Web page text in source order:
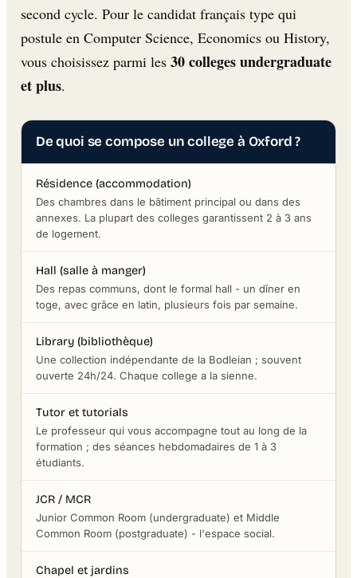
second cycle. Pour le candidat français type qui
postule en Computer Science, Economics ou History,
vous choisissez parmi les 30 colleges undergraduate
et plus.
De quoi se compose un college à Oxford ?
Résidence (accommodation)
Des chambres dans le bâtiment principal ou dans des
annexes. La plupart des colleges garantissent 2 à 3 ans
de logement.
Hall (salle à manger)
Des repas communs, dont le formal hall - un dîner en
toge, avec grâce en latin, plusieurs fois par semaine.
Library (bibliothèque)
Une collection indépendante de la Bodleian ; souvent
ouverte 24h/24. Chaque college a la sienne.
Tutor et tutorials
Le professeur qui vous accompagne tout au long de la
formation ; des séances hebdomadaires de 1 à 3
étudiants.
JCR / MCR
Junior Common Room (undergraduate) et Middle
Common Room (postgraduate) - l'espace social.
Chapel et jardins